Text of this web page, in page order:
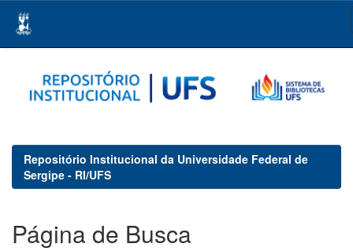
navigation
Repositório Institucional da Universidade Federal de
Sergipe - RI/UFS
Página de Busca